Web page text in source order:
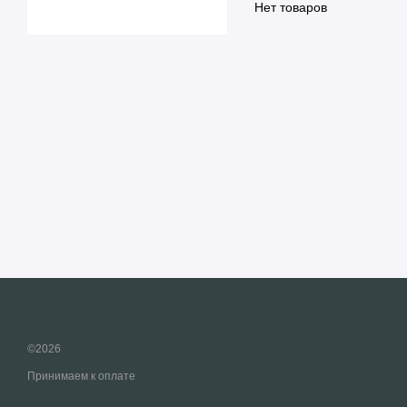
Нет товаров
©2026
Принимаем к оплате